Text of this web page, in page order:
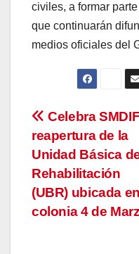
civiles, a formar
que continuarán
medios oficiales del
de
entradas
Celebra SMDIF
reapertura de la
Unidad Básica
Rehabilitación
(UBR) ubicada
colonia 4 de